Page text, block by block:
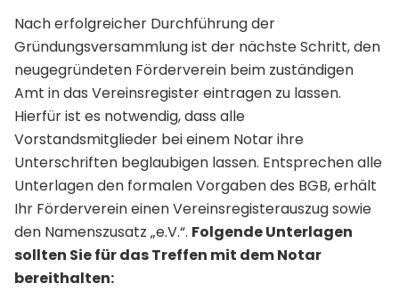
Nach erfolgreicher Durchführung der
Gründungsversammlung ist der nächste Schritt, den
neugegründeten Förderverein beim zuständigen
Amt in das Vereinsregister eintragen zu lassen.
Hierfür ist es notwendig, dass alle
Vorstandsmitglieder bei einem Notar ihre
Unterschriften beglaubigen lassen. Entsprechen alle
Unterlagen den formalen Vorgaben des BGB, erhält
Ihr Förderverein einen Vereinsregisterauszug sowie
den Namenszusatz „e.V.“. Folgende Unterlagen
sollten Sie für das Treffen mit dem Notar
bereithalten: